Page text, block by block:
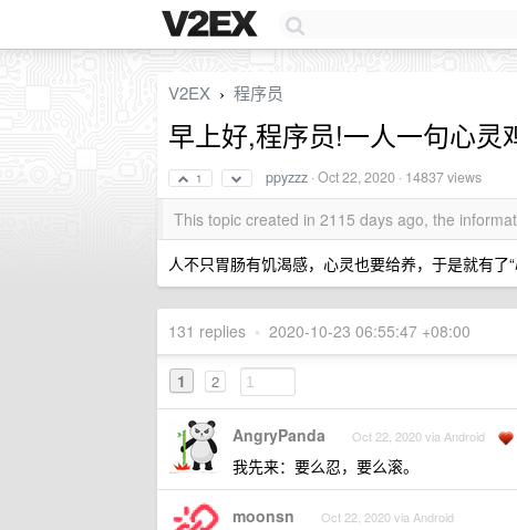
V2EX › 程序员
早上好,程序员!一人一句心
1 ppyzzz ·Oct 22, 2020 · 14837 views
This topic created in 2115 days ago, the
人不只胃肠有饥渴感，心灵也要给养，于是就有了“
131 replies • 2020-10-23 06:55:47 +08:00
1 2
AngryPanda Oct 22, 2020 via Android
我先来：要么忍，要么滚。
moonsn Oct 22, 2020 via Android